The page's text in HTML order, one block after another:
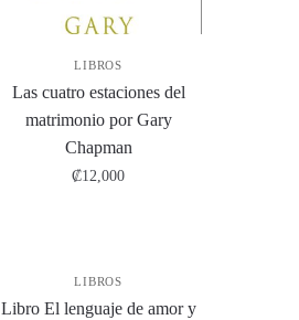
LIBROS
Las cuatro estaciones del
matrimonio por Gary
Chapman
₡12,000
LIBROS
Libro El lenguaje de amor y